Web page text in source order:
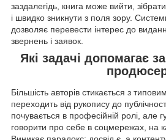
заздалегідь, книга може вийти, зібрати
і швидко зникнути з поля зору.
дозволяє перевести інтерес до
звернень і заявок.
Які задачі допомагає
Більшість авторів стикається з
переходить від рукопису до
почувається в професійній ролі, але
говорити про себе в соцмережах, на